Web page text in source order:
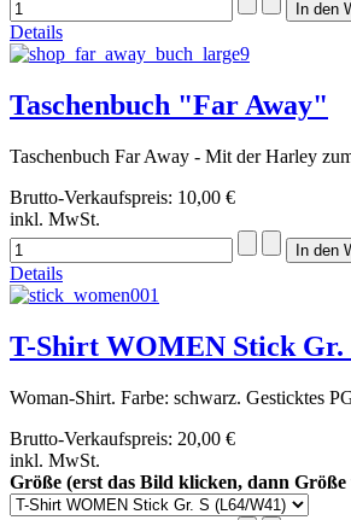
Details
Taschenbuch "Far Away"
Taschenbuch Far Away - Mit der Harley
Brutto-Verkaufspreis: 10,00 €
inkl. MwSt.
Details
T-Shirt WOMEN Stick Gr.
Woman-Shirt. Farbe: schwarz. Gesticktes
Brutto-Verkaufspreis: 20,00 €
inkl. MwSt.
Größe (erst das Bild klicken, dann Größe